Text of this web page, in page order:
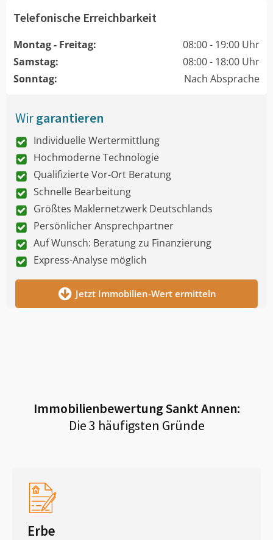
Telefonische Erreichbarkeit
Montag - Freitag:
08:00 - 19:00 Uhr
Samstag:
08:00 - 18:00 Uhr
Sonntag:
Nach Absprache
Wirgarantieren
Individuelle Wertermittlung
Hochmoderne Technologie
Qualifizierte Vor-Ort Beratung
Schnelle Bearbeitung
Größtes Maklernetzwerk Deutschlands
Persönlicher Ansprechpartner
Auf Wunsch: Beratung zu Finanzierung
Express-Analyse möglich
Jetzt Immobilien-Wert ermitteln
ImmobilienbewertungSankt Annen:
Die 3 häufigsten Gründe
Erbe